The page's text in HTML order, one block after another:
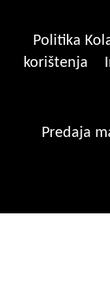
Politika
korištenja
Predaja